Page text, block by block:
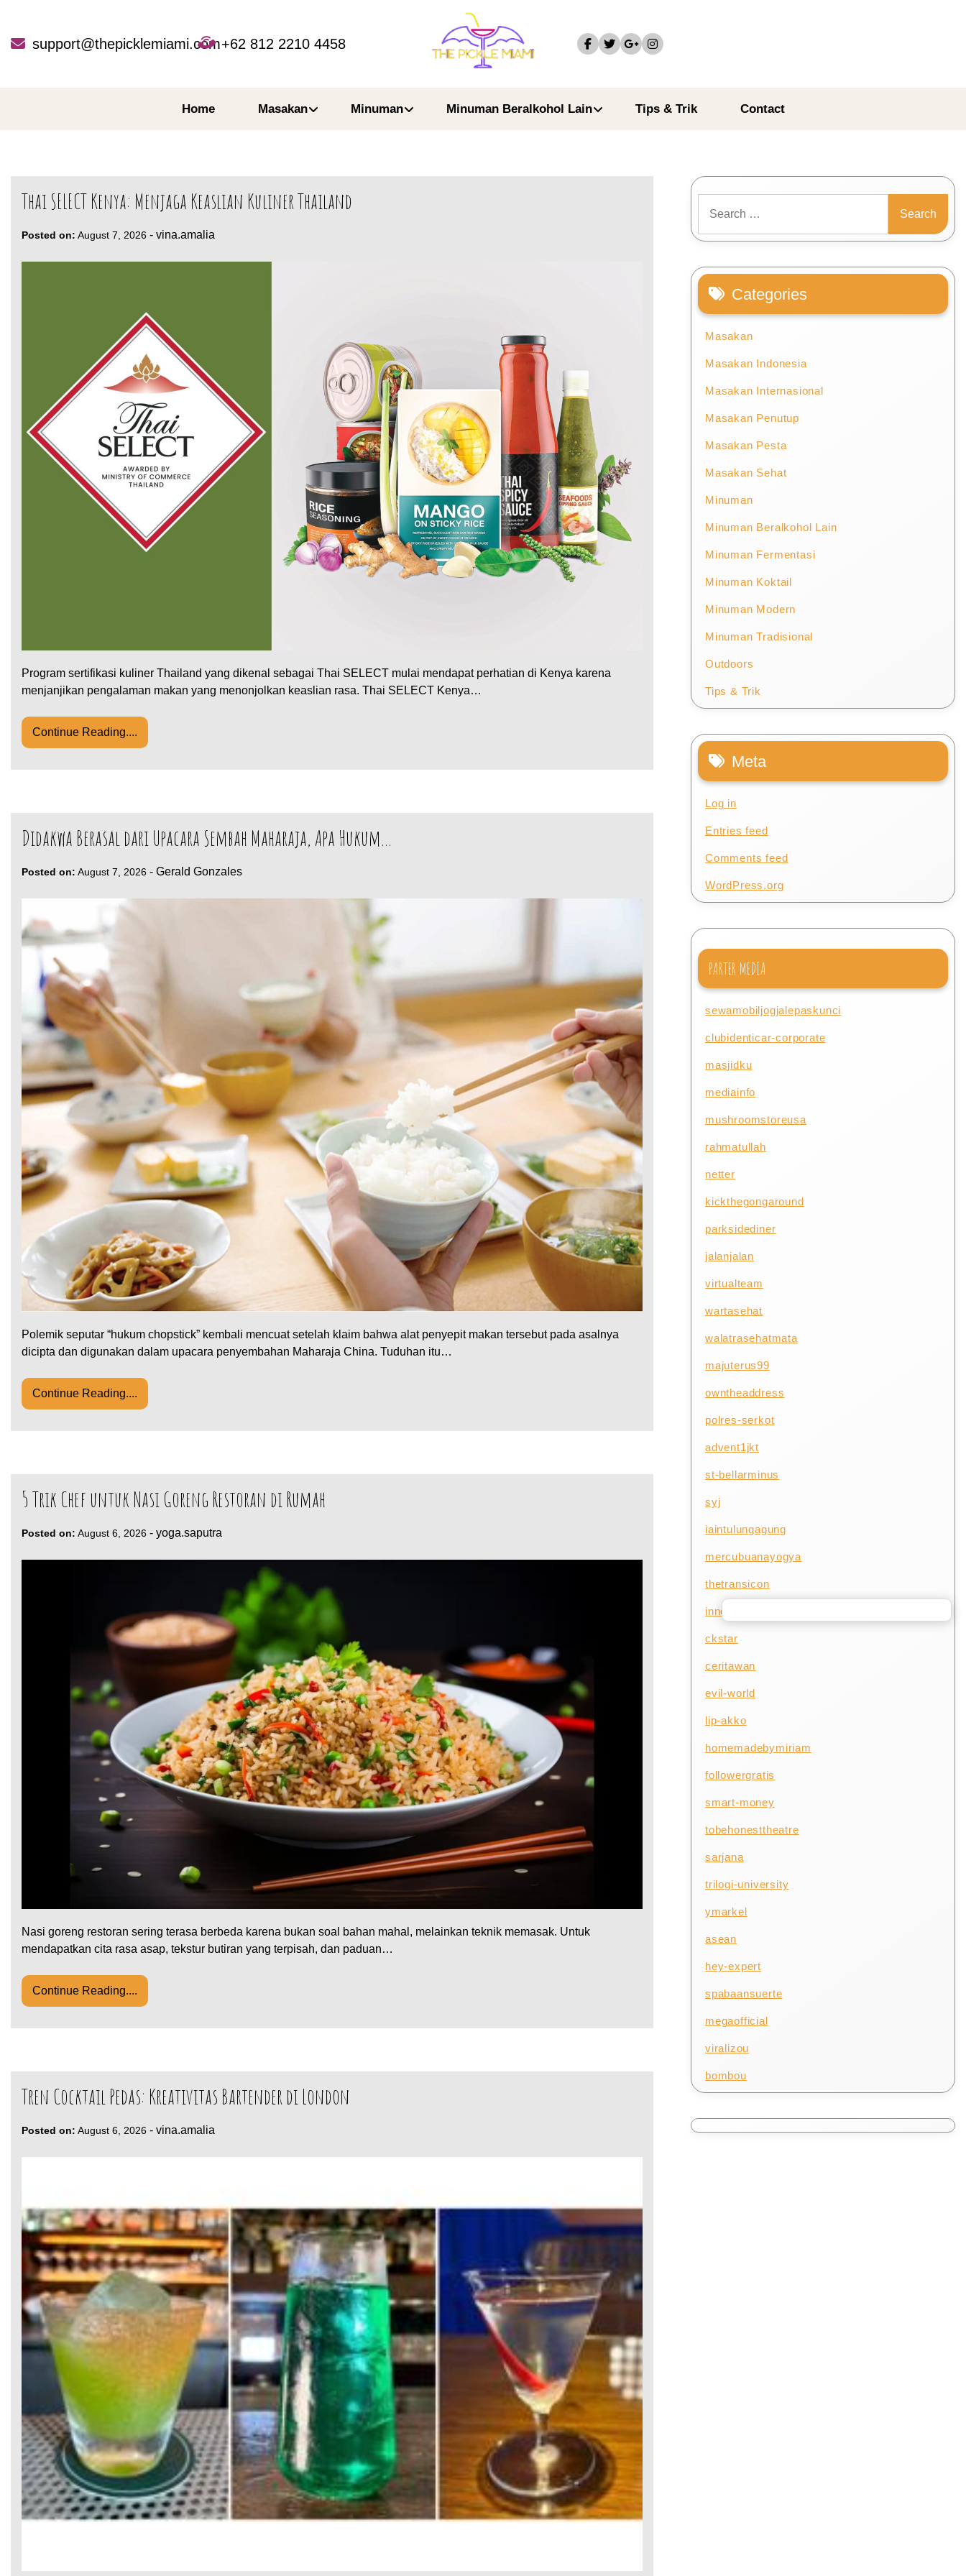
contentsupport@thepicklemiami.com+62 812 2210 4458
Home Masakan Minuman Minuman Beralkohol Lain Tips & Trik Contact
Thai SELECT Kenya: Menjaga Keaslian Kuliner Thailand
Posted on: August 7, 2026 - vina.amalia
Program sertifikasi kuliner Thailand yang dikenal sebagai Thai SELECT mulai mendapat perhatian di Kenya karena
menjanjikan pengalaman makan yang menonjolkan keaslian rasa. Thai SELECT Kenya…
Continue Reading....
Didakwa Berasal dari Upacara Sembah Maharaja, Apa Hukum…
Posted on: August 7, 2026 - Gerald Gonzales
Polemik seputar “hukum chopstick” kembali mencuat setelah klaim bahwa alat penyepit makan tersebut pada asalnya
dicipta dan digunakan dalam upacara penyembahan Maharaja China. Tuduhan itu…
Continue Reading....
5 Trik Chef untuk Nasi Goreng Restoran di Rumah
Posted on: August 6, 2026 - yoga.saputra
Nasi goreng restoran sering terasa berbeda karena bukan soal bahan mahal, melainkan teknik memasak. Untuk
mendapatkan cita rasa asap, tekstur butiran yang terpisah, dan paduan…
Continue Reading....
Tren Cocktail Pedas: Kreativitas Bartender di London
Posted on: August 6, 2026 - vina.amalia
for:
Categories
Masakan
Masakan Indonesia
Masakan Internasional
Masakan Penutup
Masakan Pesta
Masakan Sehat
Minuman
Minuman Beralkohol Lain
Minuman Fermentasi
Minuman Koktail
Minuman Modern
Minuman Tradisional
Outdoors
Tips & Trik
Meta
Log in
Entries feed
Comments feed
WordPress.org
PARTER MEDIA
sewamobiljogjalepaskunci
clubidenticar-corporate
masjidku
mediainfo
mushroomstoreusa
rahmatullah
netter
kickthegongaround
parksidediner
jalanjalan
virtualteam
wartasehat
walatrasehatmata
majuterus99
owntheaddress
polres-serkot
advent1jkt
st-bellarminus
syj
iaintulungagung
mercubuanayogya
thetransicon
innoventure
ckstar
ceritawan
evil-world
lip-akko
homemadebymiriam
followergratis
smart-money
tobehonesttheatre
sarjana
trilogi-university
ymarkel
asean
hey-expert
spabaansuerte
megaofficial
viralizou
bombou